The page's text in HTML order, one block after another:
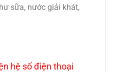
sữa, nước giải khát,
hệ số điện thoại